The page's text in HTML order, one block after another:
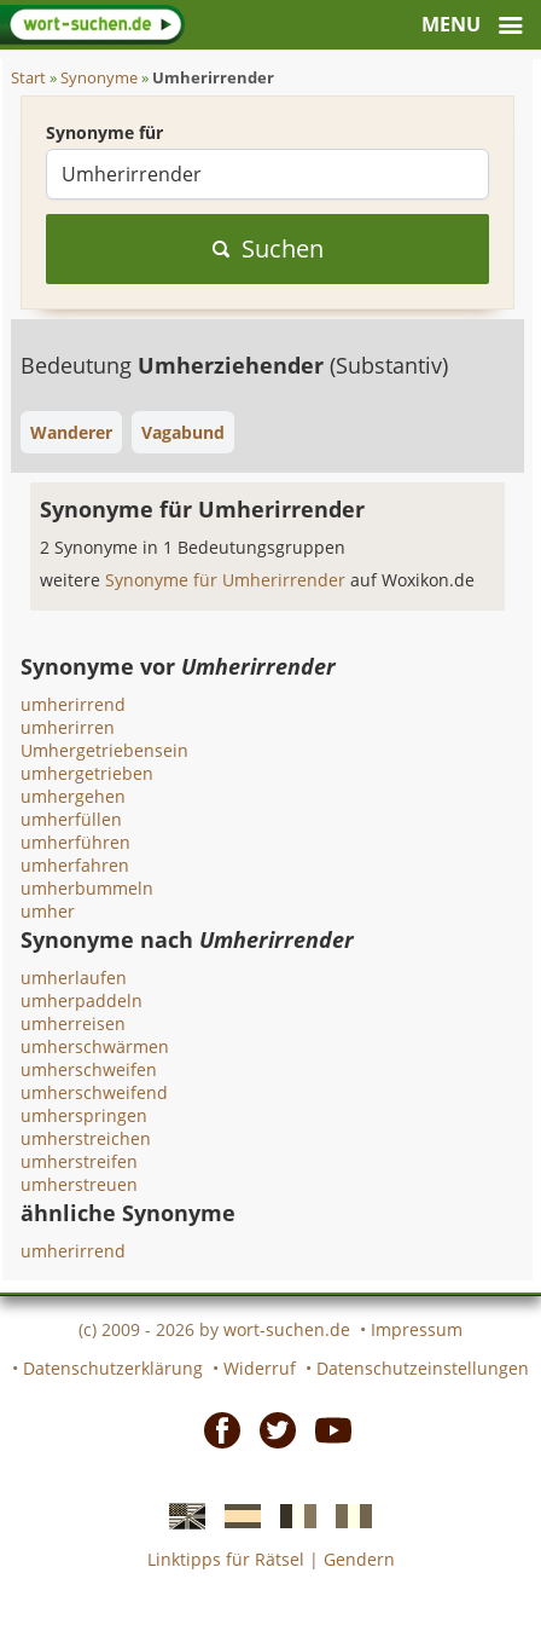
Start»Synonyme» Umherirrender
Synonyme für
Suchen
Bedeutung Umherziehender(Substantiv)
Wanderer Vagabund
Synonyme für Umherirrender
2 Synonyme in 1 Bedeutungsgruppen
weitereSynonyme für Umherirrenderauf Woxikon.de
Synonyme vor Umherirrender
umherirrend
umherirren
Umhergetriebensein
umhergetrieben
umhergehen
umherfüllen
umherführen
umherfahren
umherbummeln
umher
Synonyme nach Umherirrender
umherlaufen
umherpaddeln
umherreisen
umherschwärmen
umherschweifen
umherschweifend
umherspringen
umherstreichen
umherstreifen
umherstreuen
ähnliche Synonyme
umherirrend
(c) 2009 - 2026 by wort-suchen.de • Impressum
• Datenschutzerklärung • Widerruf • Datenschutzeinstellungen
EnglischeSpanischefranzösicheitalienische
Linktipps für Rätsel | Gendern